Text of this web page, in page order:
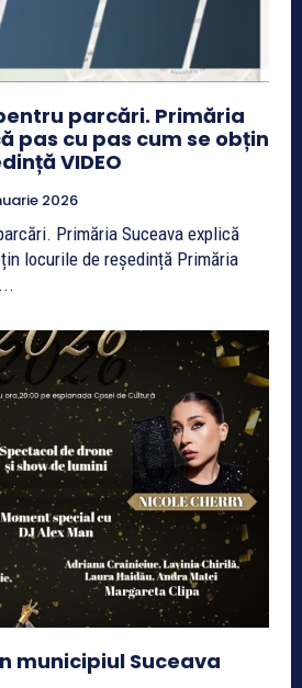
parcări. Primăria
pas cu pas cum se obțin
VIDEO
2026
Primăria Suceava explică
de reședință Primăria
municipiul Suceava